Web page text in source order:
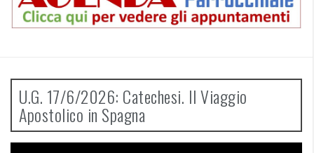
U.G. 17/6/2026: Catechesi. Il Viaggio
Apostolico in Spagna